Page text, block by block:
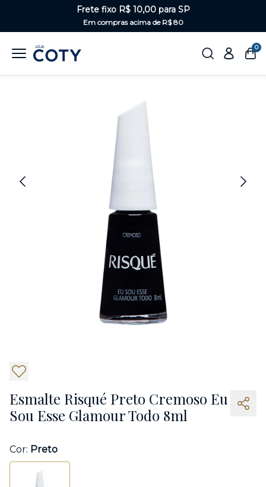
Frete fixo R$ 10,00 para SP
Em compras acima de R$ 80
0
Esmalte Risqué Preto Cremoso Eu
Sou Esse Glamour Todo 8ml
Cor: Preto